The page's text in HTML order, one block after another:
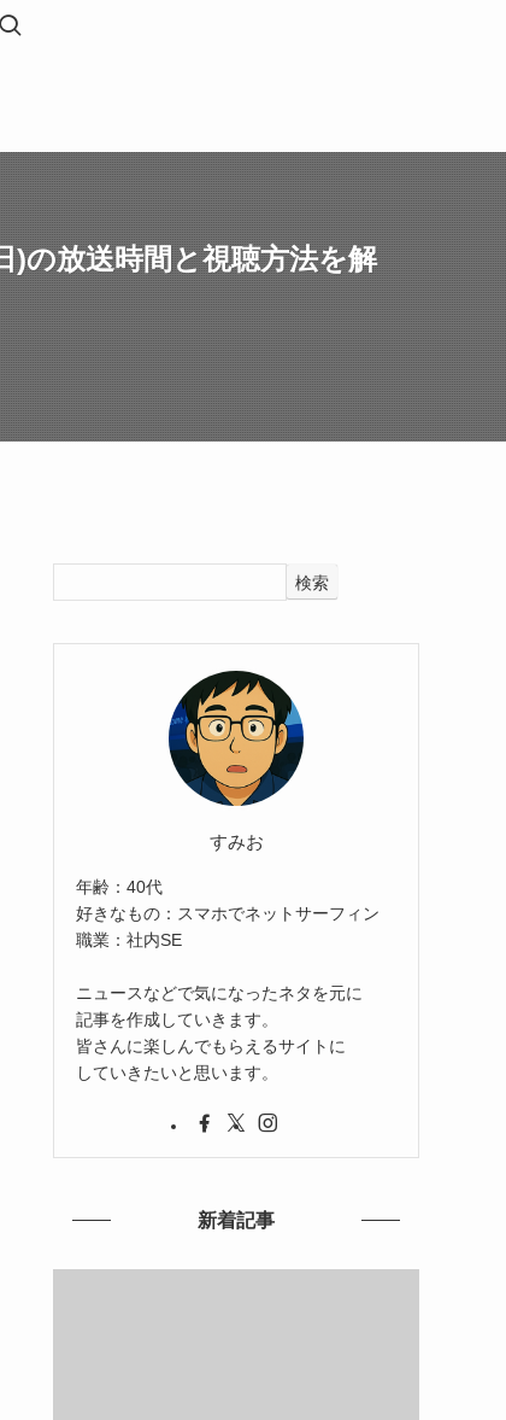
)の放送時間と視聴方法を解
検索
すみお
年齢：40代
好きなもの：スマホでネットサーフィン
職業：社内SE
ニュースなどで気になったネタを元に
記事を作成していきます。
皆さんに楽しんでもらえるサイトに
していきたいと思います。
新着記事